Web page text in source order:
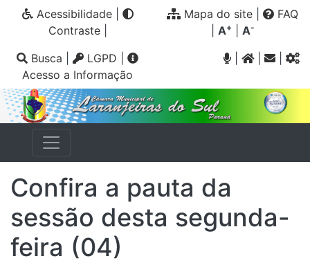
Acessibilidade|
Contraste|
Mapa do site
FAQ
A+ A-
Busca LGPD
Acesso a Informação
|
Confira a pauta da
sessão desta segunda-
feira (04)